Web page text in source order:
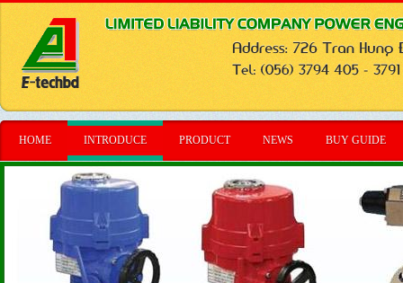
HOME INTRODUCE PRODUCT NEWS BUY GUIDE